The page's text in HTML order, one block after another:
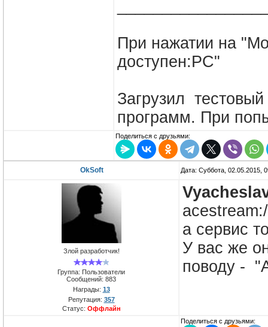
При нажатии на
доступен:PC"
Загрузил
программ. При
Поделиться с друзьями:
OkSoft Дата: Суббота, 02.05.2015,
Злой разработчик!
Группа: Пользователи
Сообщений: 883
Награды: 13
Репутация: 357
Статус: Оффлайн
а сервис
У вас же
поводу -
Поделиться с друзьями: